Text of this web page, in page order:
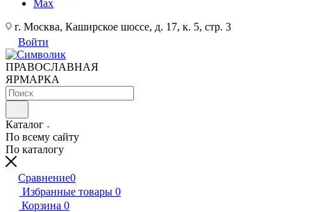
Max
г. Москва, Каширское шоссе, д. 17, к. 5, стр. 3
Войти
ПРАВОСЛАВНАЯ
ЯРМАРКА
Каталог
По всему сайту
По каталогу
Сравнение0
Избранные товары 0
Корзина 0